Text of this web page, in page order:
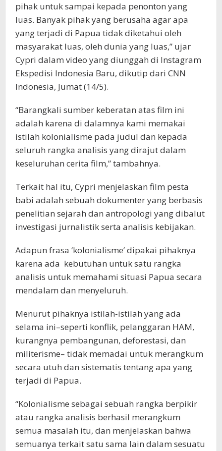
pihak untuk sampai kepada penonton yang
luas. Banyak pihak yang berusaha agar apa
yang terjadi di Papua tidak diketahui oleh
masyarakat luas, oleh dunia yang luas,” ujar
Cypri dalam video yang diunggah di Instagram
Ekspedisi Indonesia Baru, dikutip dari CNN
Indonesia, Jumat (14/5).
“Barangkali sumber keberatan atas film ini
adalah karena di dalamnya kami memakai
istilah kolonialisme pada judul dan kepada
seluruh rangka analisis yang dirajut dalam
keseluruhan cerita film,” tambahnya.
Terkait hal itu, Cypri menjelaskan film pesta
babi adalah sebuah dokumenter yang berbasis
penelitian sejarah dan antropologi yang dibalut
investigasi jurnalistik serta analisis kebijakan.
Adapun frasa ‘kolonialisme’ dipakai pihaknya
karena ada kebutuhan untuk satu rangka
analisis untuk memahami situasi Papua secara
mendalam dan menyeluruh.
Menurut pihaknya istilah-istilah yang ada
selama ini–seperti konflik, pelanggaran HAM,
kurangnya pembangunan, deforestasi, dan
militerisme– tidak memadai untuk merangkum
secara utuh dan sistematis tentang apa yang
terjadi di Papua.
“Kolonialisme sebagai sebuah rangka berpikir
atau rangka analisis berhasil merangkum
semua masalah itu, dan menjelaskan bahwa
semuanya terkait satu sama lain dalam sesuatu